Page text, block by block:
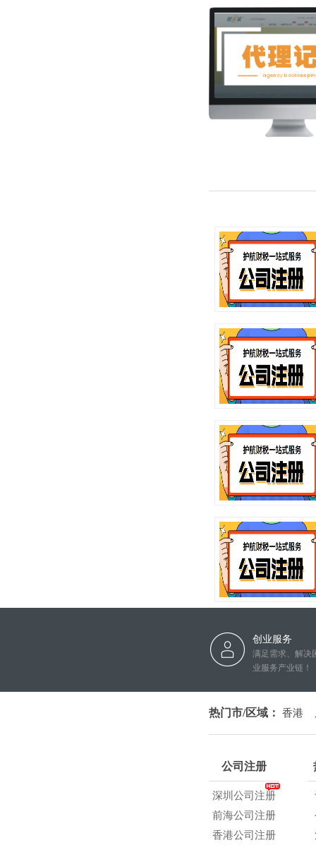
创业服务
满足需求、解决
业服务产业链！
热门市/区域： 香港
公司注册
深圳公司注册
前海公司注册
香港公司注册